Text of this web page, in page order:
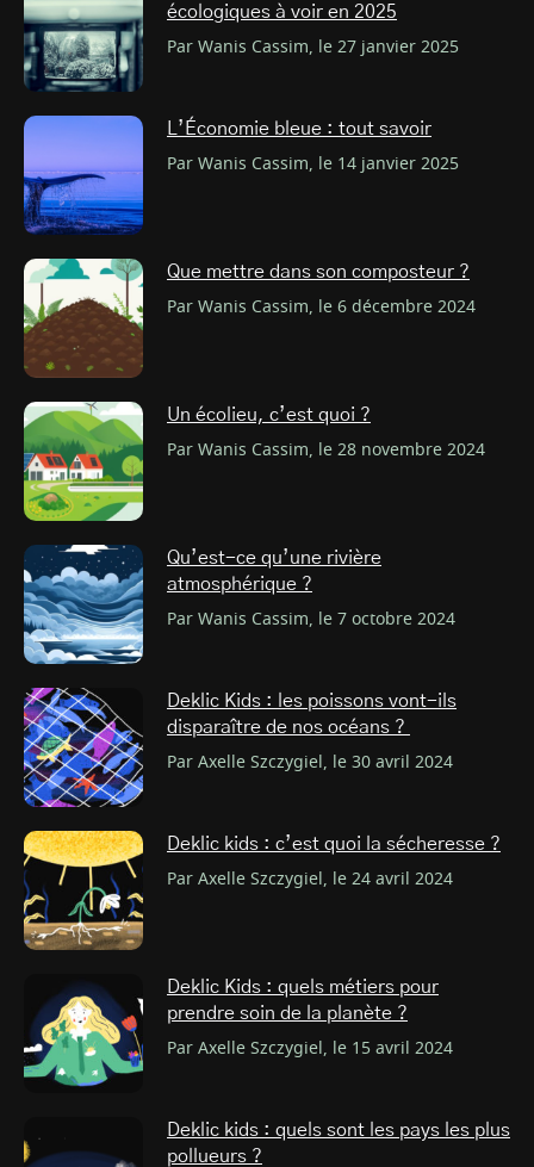
écologiques à voir en 2025
Par Wanis Cassim, le 27 janvier 2025
L’Économie bleue : tout savoir
Par Wanis Cassim, le 14 janvier 2025
Que mettre dans son composteur ?
Par Wanis Cassim, le 6 décembre 2024
Un écolieu, c’est quoi ?
Par Wanis Cassim, le 28 novembre 2024
Qu’est-ce qu’une rivière
atmosphérique ?
Par Wanis Cassim, le 7 octobre 2024
Deklic Kids : les poissons vont-ils
disparaître de nos océans ?
Par Axelle Szczygiel, le 30 avril 2024
Deklic kids : c’est quoi la sécheresse ?
Par Axelle Szczygiel, le 24 avril 2024
Deklic Kids : quels métiers pour
prendre soin de la planète ?
Par Axelle Szczygiel, le 15 avril 2024
Deklic kids : quels sont les pays les plus
pollueurs ?